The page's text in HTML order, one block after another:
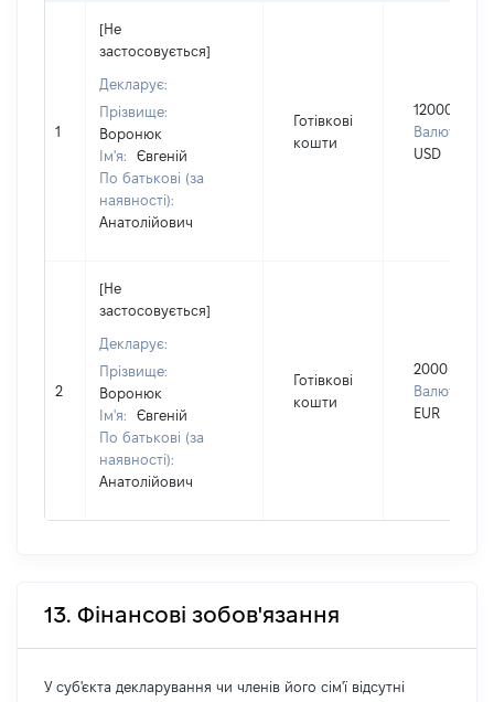
1
[Не
застосовується]
Декларує:
Прізвище:
Воронюк
Ім'я:
Євгеній
По батькові (за
наявності):
Анатолійович
Готівкові
кошти
12000
Валюта:
USD
2
[Не
застосовується]
Декларує:
Прізвище:
Воронюк
Ім'я:
Євгеній
По батькові (за
наявності):
Анатолійович
Готівкові
кошти
2000
Валюта:
EUR
13. Фінансові зобов'язання
У суб'єкта декларування чи членів його сім'ї відсутні